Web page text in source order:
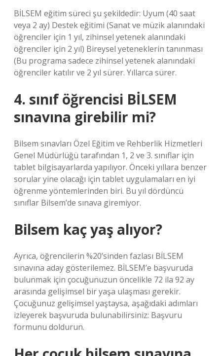
BİLSEM eğitim süreci şu şekildedir: Uyum (40 saat
veya 2 ay) Destek eğitimi (Sanat ve müzik alanındaki
öğrenciler için 1 yıl, zihinsel yetenek alanındaki
öğrenciler için 2 yıl) Bireysel yeteneklerin tanınması
(Bu programa sadece zihinsel yetenek alanındaki
öğrenciler katılır ve 2 yıl sürer. Yıllarca sürer.
4. sınıf öğrencisi BİLSEM
sınavına girebilir mi?
Bilsem sınavları Özel Eğitim ve Rehberlik Hizmetleri
Genel Müdürlüğü tarafından 1, 2 ve 3. sınıflar için
tablet bilgisayarlarda yapılıyor. Önceki yıllara benzer
sorular yine olacağı için tablet uygulamaları en iyi
öğrenme yöntemlerinden biri. Bu yıl dördüncü
sınıflar Bilsem’de sınava giremiyor.
Bilsem kaç yaş alıyor?
Ayrıca, öğrencilerin %20’sinden fazlası BİLSEM
sınavına aday gösterilemez. BİLSEM’e başvuruda
bulunmak için çocuğunuzun öncelikle 72 ila 92 ay
arasında gelişimsel bir yaşa ulaşması gerekir.
Çocuğunuz gelişimsel yaştaysa, aşağıdaki adımları
izleyerek başvuruda bulunabilirsiniz: Başvuru
formunu doldurun.